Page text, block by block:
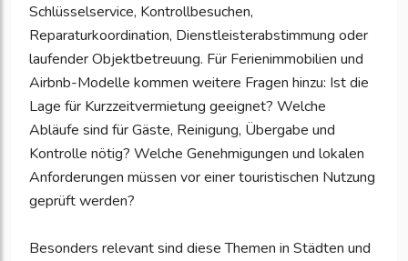
Schlüsselservice, Kontrollbesuchen,
Reparaturkoordination, Dienstleisterabstimmung oder
laufender Objektbetreuung. Für Ferienimmobilien und
Airbnb-Modelle kommen weitere Fragen hinzu: Ist die
Lage für Kurzzeitvermietung geeignet? Welche
Abläufe sind für Gäste, Reinigung, Übergabe und
Kontrolle nötig? Welche Genehmigungen und lokalen
Anforderungen müssen vor einer touristischen Nutzung
geprüft werden?
Besonders relevant sind diese Themen in Städten und